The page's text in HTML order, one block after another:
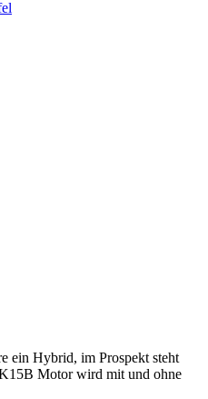
ein Hybrid, im Prospekt steht
Motor wird mit und ohne